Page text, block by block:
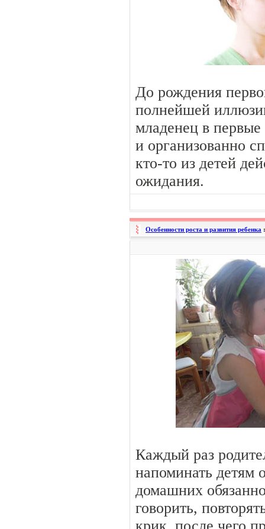
До рождения
полнейшей
младенец в
и организованно
кто-то из детей
ожидания.
Особенности роста и развития ребенка
Каждый раз
напоминать детям
домашних
говорить,